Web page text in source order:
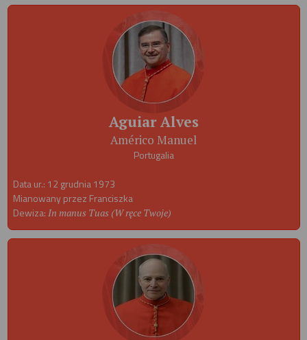
Aguiar Alves
Américo Manuel
Portugalia
Data ur.: 12 grudnia 1973
Mianowany przez Franciszka
Dewiza: In manus Tuas (W ręce Twoje)